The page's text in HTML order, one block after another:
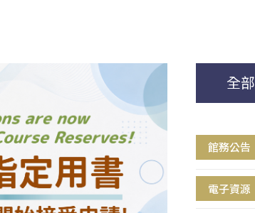
全部
館務公告
電子資源